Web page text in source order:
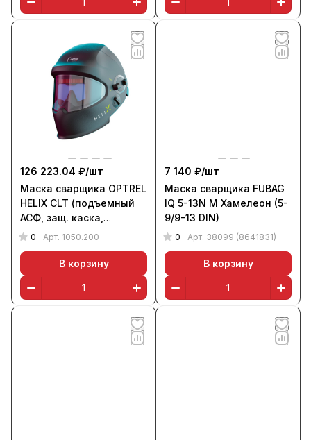
126 223.04 ₽/шт
Маска сварщика OPTREL
HELIX CLT (подъемный
АСФ, защ. каска,
оголовье IsoFit, 2/4-12)
0 Арт. 1050.200
В корзину
7 140 ₽/шт
Маска сварщика FUBAG
IQ 5-13N M Хамелеон (5-
9/9-13 DIN)
0 Арт. 38099 (8641831)
В корзину